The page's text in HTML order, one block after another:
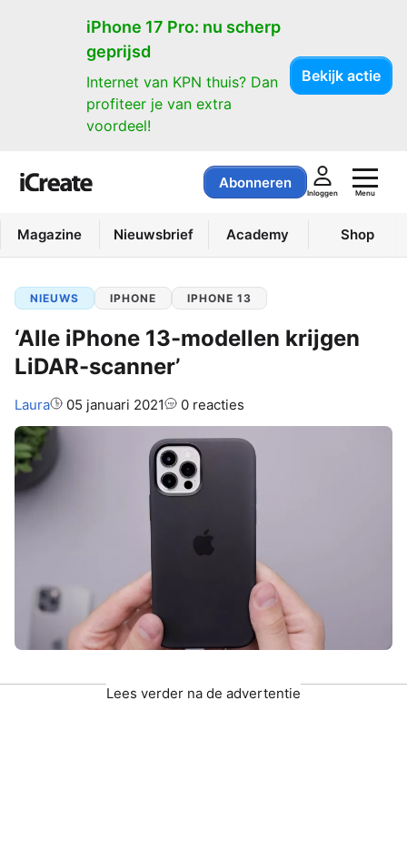
iPhone 17 Pro: nu scherp
geprijsd
Internet van KPN thuis? Dan
profiteer je van extra
voordeel!
Bekijk actie
Abonneren
Inloggen Menu
Magazine Nieuwsbrief Academy Shop
NIEUWS IPHONE IPHONE 13
‘Alle iPhone 13-modellen krijgen
LiDAR-scanner’
Auteur:
Laura 05 januari 2021 0 reacties
Lees verder na de advertentie